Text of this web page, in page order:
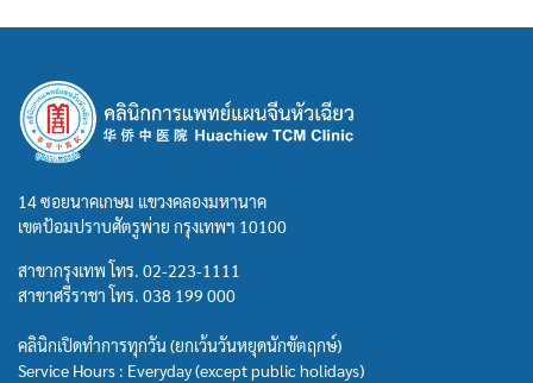
14 ซอยนาคเกษม แขวงคลองมหานาค
เขตป้อมปราบศัตรูพ่าย กรุงเทพฯ 10100
สาขากรุงเทพ โทร. 02-223-1111
สาขาศรีราชา โทร. 038 199 000
คลินิกเปิดทำการทุกวัน (ยกเว้นวันหยุดนักขัตฤกษ์)
Service Hours : Everyday (except public holidays)